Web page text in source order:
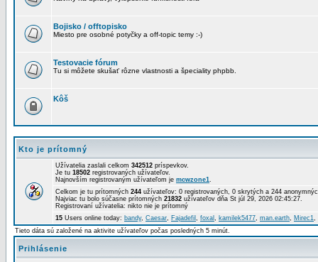
Bojisko / offtopisko
Miesto pre osobné potyčky a off-topic temy :-)
Testovacie fórum
Tu si môžete skušať rôzne vlastnosti a špeciality phpbb.
Kôš
Kto je prítomný
Užívatelia zaslali celkom 342512 príspevkov.
Je tu 18502 registrovaných užívateľov.
Najnovším registrovaným užívateľom je mcwzone1.
Celkom je tu prítomných 244 užívateľov: 0 registrovaných, 0 skrytých a 244
Najviac tu bolo súčasne prítomných 21832 užívateľov dňa St júl 29, 2026 02:45:27.
Registrovaní užívatelia: nikto nie je prítomný
15 Users online today: bandy, Caesar, Fajadefil , foxal , kamilek5477, man.earth, Mirec1,
Tieto dáta sú založené na aktivite užívateľov počas posledných 5 minút.
Prihlásenie